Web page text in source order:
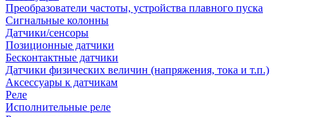
Преобразователи частоты, устройства плавного пуска
Сигнальные колонны
Датчики/сенсоры
Позиционные датчики
Бесконтактные датчики
Датчики физических величин (напряжения, тока и т.п.)
Аксессуары к датчикам
Реле
Исполнительные реле